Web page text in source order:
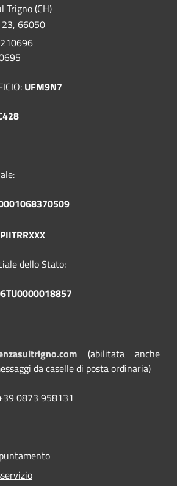
Trigno (CH)
23, 66050
UFM9N7
dello Stato:
(abilitata anche
da caselle di posta ordinaria)
0873 958131